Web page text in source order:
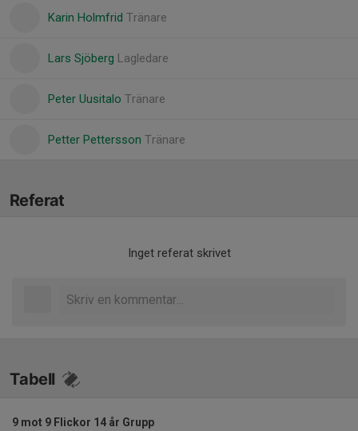
Karin Holmfrid Tränare
Lars Sjöberg Lagledare
Peter Uusitalo Tränare
Petter Pettersson Tränare
Referat
Inget referat skrivet
Tabell
9 mot 9 Flickor 14 år Grupp